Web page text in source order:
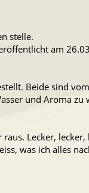
stelle.
am
Beide sind
und Aroma
Lecker,
was ich alles